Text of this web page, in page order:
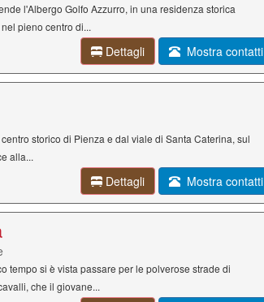
l'Albergo Golfo Azzurro, in una residenza storica
pieno centro di...
Dettagli Mostra contatti
storico di Pienza e dal viale di Santa Caterina, sul
alla...
Dettagli Mostra contatti
tempo si è vista passare per le polverose strade di
che il giovane...